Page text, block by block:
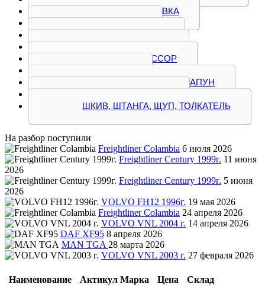
ПРИВОД, ПРОСТАВКА
ТУРБОКОМПРЕССОР
ЦЕНТРИФУГА, ФИЛЬТР, САПУН
ШКИВ, ШТАНГА, ЩУП, ТОЛКАТЕЛЬ
На разбор поступили
Freightliner Colambia 6 июля 2026
Freightliner Century 1999г. 11 июня
2026
Freightliner Century 1999г. 5 июня
2026
VOLVO FH12 1996г. 19 мая 2026
Freightliner Colambia 24 апреля 2026
VOLVO VNL 2004 г. 14 апреля 2026
DAF XF95 8 апреля 2026
MAN TGA 28 марта 2026
VOLVO VNL 2003 г. 27 февраля 2026
Наименование Актикул Марка Цена Склад